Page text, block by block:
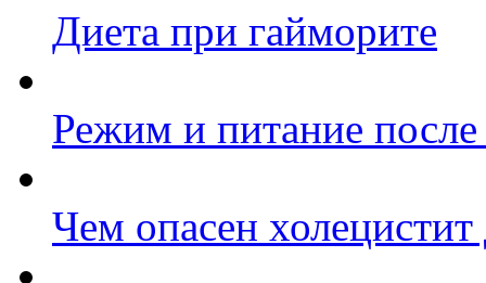
Диета при гайморите
Режим и питание
Чем опасен